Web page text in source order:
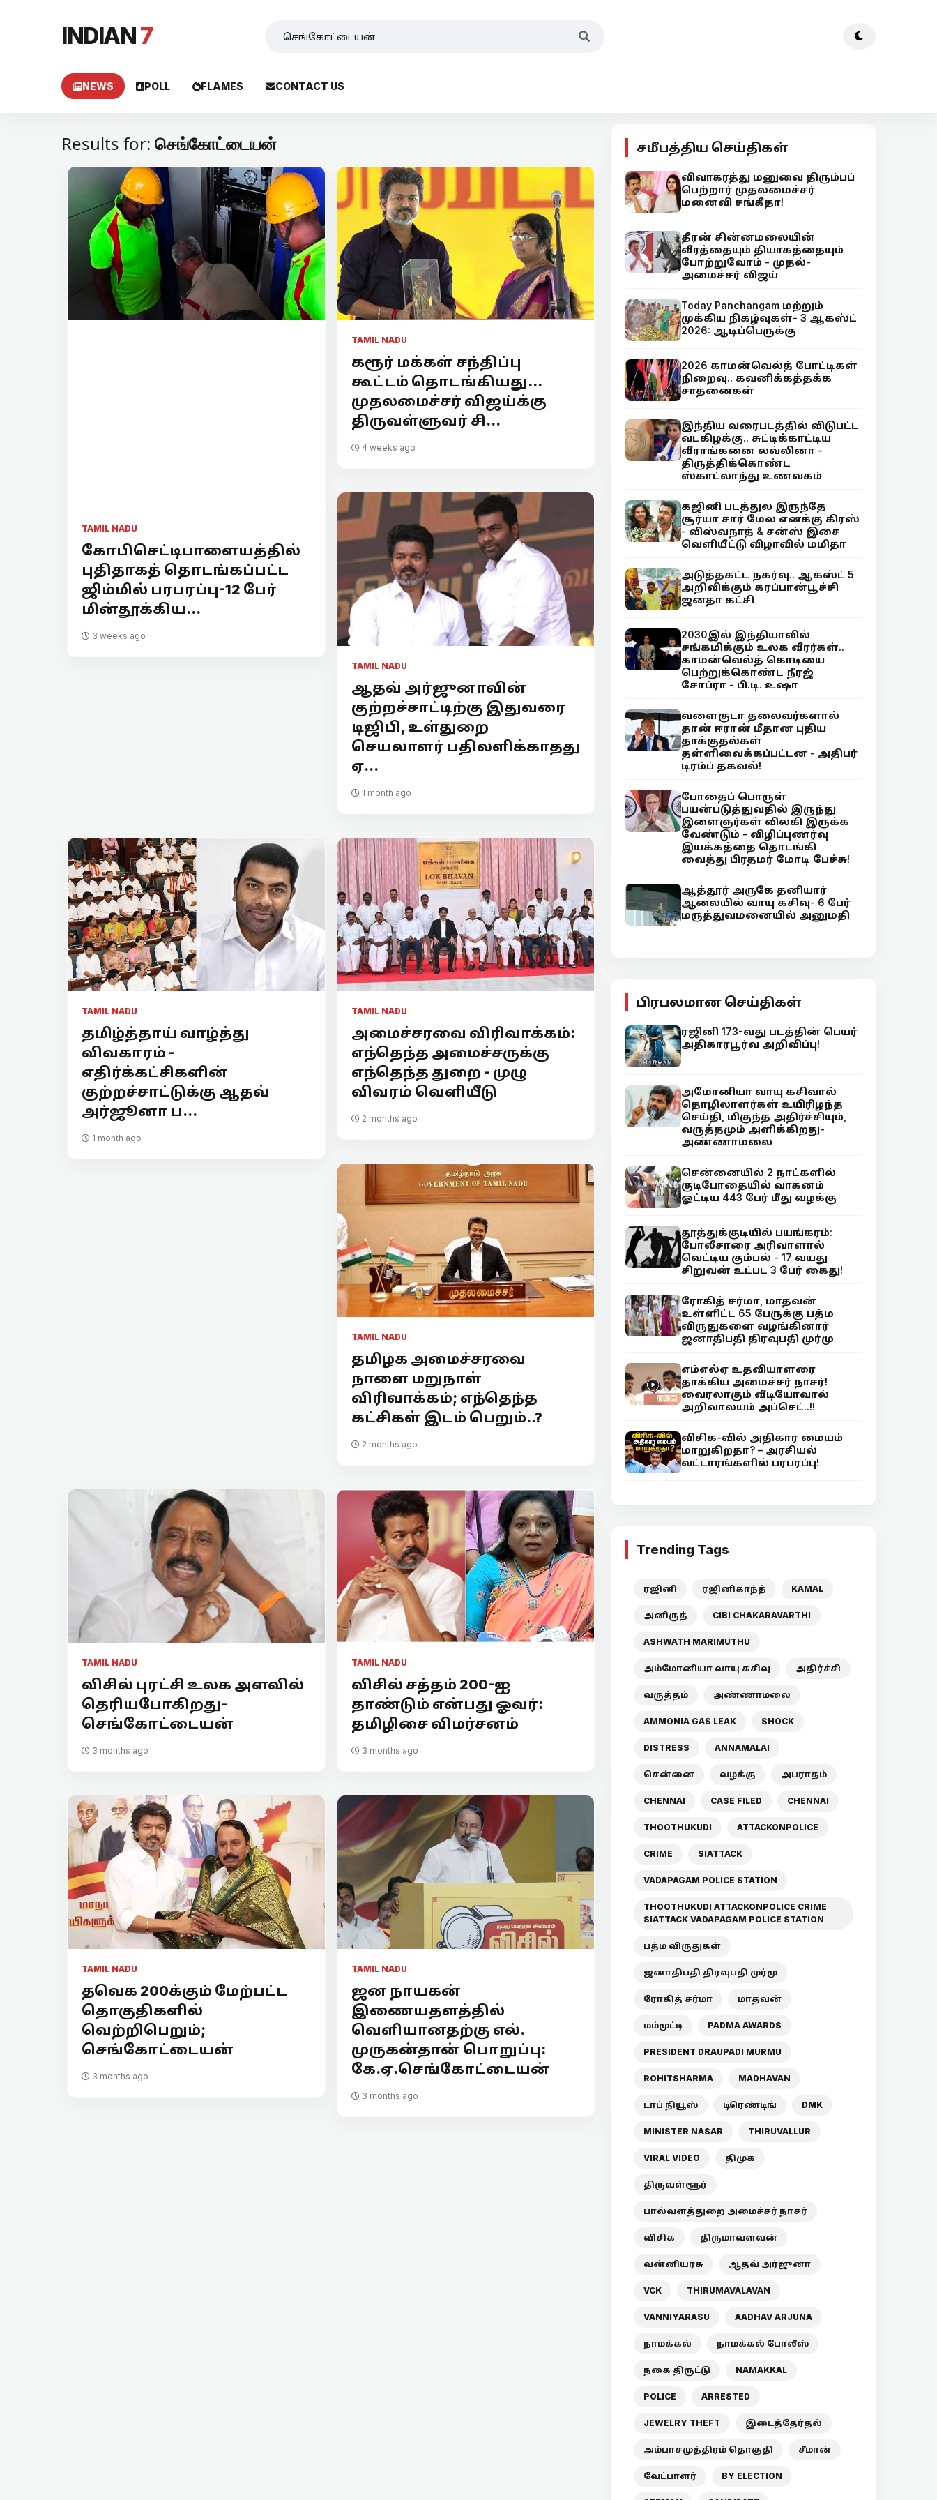
INDIAN7
NEWS POLL FLAMES CONTACT US
Results for: செங்கோட்டையன்
TAMIL NADU
கோபிசெட்டிபாளையத்தில்
புதிதாகத் தொடங்கப்பட்ட
ஜிம்மில் பரபரப்பு-12 பேர்
மின்தூக்கிய...
3 weeks ago
TAMIL NADU
கரூர் மக்கள் சந்திப்பு
கூட்டம் தொடங்கியது...
முதலமைச்சர் விஜய்க்கு
திருவள்ளுவர் சி...
4 weeks ago
TAMIL NADU
ஆதவ் அர்ஜுனாவின்
குற்றச்சாட்டிற்கு இதுவரை
டிஜிபி, உள்துறை
செயலாளர் பதிலளிக்காதது
ஏ...
1 month ago
TAMIL NADU
தமிழ்த்தாய் வாழ்த்து
விவகாரம் -
எதிர்க்கட்சிகளின்
குற்றச்சாட்டுக்கு ஆதவ்
அர்ஜூனா ப...
1 month ago
TAMIL NADU
அமைச்சரவை விரிவாக்கம்:
எந்தெந்த அமைச்சருக்கு
எந்தெந்த துறை - முழு
விவரம் வெளியீடு
2 months ago
TAMIL NADU
தமிழக அமைச்சரவை
நாளை மறுநாள்
விரிவாக்கம்; எந்தெந்த
கட்சிகள் இடம் பெறும்..?
2 months ago
TAMIL NADU
விசில் புரட்சி உலக அளவில்
தெரியபோகிறது-
செங்கோட்டையன்
3 months ago
TAMIL NADU
விசில் சத்தம் 200-ஐ
தாண்டும் என்பது ஓவர்:
தமிழிசை விமர்சனம்
3 months ago
TAMIL NADU
தவெக 200க்கும் மேற்பட்ட
தொகுதிகளில்
வெற்றிபெறும்;
செங்கோட்டையன்
3 months ago
TAMIL NADU
ஜன நாயகன்
இணையதளத்தில்
வெளியானதற்கு எல்.
முருகன்தான் பொறுப்பு:
கே.ஏ.செங்கோட்டையன்
3 months ago
சமீபத்திய செய்திகள்
விவாகரத்து மனுவை திரும்பப்
பெற்றார் முதலமைச்சர்
மனைவி சங்கீதா!
தீரன் சின்னமலையின்
வீரத்தையும் தியாகத்தையும்
போற்றுவோம் - முதல்-
அமைச்சர் விஜய்
Today Panchangam மற்றும்
முக்கிய நிகழ்வுகள்- 3 ஆகஸ்ட்
2026: ஆடிப்பெருக்கு
2026 காமன்வெல்த் போட்டிகள்
நிறைவு.. கவனிக்கத்தக்க
சாதனைகள்
இந்திய வரைபடத்தில் விடுபட்ட
வடகிழக்கு.. சுட்டிக்காட்டிய
வீராங்கனை லவ்லினா -
திருத்திக்கொண்ட
ஸ்காட்லாந்து உணவகம்
கஜினி படத்துல இருந்தே
சூர்யா சார் மேல எனக்கு கிரஸ்
- விஸ்வநாத் & சன்ஸ் இசை
வெளியீட்டு விழாவில் மமிதா
அடுத்தகட்ட நகர்வு.. ஆகஸ்ட் 5
அறிவிக்கும் கரப்பான்பூச்சி
ஜனதா கட்சி
2030இல் இந்தியாவில்
சங்கமிக்கும் உலக வீரர்கள்..
காமன்வெல்த் கொடியை
பெற்றுக்கொண்ட நீரஜ்
சோப்ரா - பி.டி. உஷா
வளைகுடா தலைவர்களால்
தான் ஈரான் மீதான புதிய
தாக்குதல்கள்
தள்ளிவைக்கப்பட்டன - அதிபர்
டிரம்ப் தகவல்!
போதைப் பொருள்
பயன்படுத்துவதில் இருந்து
இளைஞர்கள் விலகி இருக்க
வேண்டும் - விழிப்புணர்வு
இயக்கத்தை தொடங்கி
வைத்து பிரதமர் மோடி பேச்சு!
ஆத்தூர் அருகே தனியார்
ஆலையில் வாயு கசிவு- 6 பேர்
மருத்துவமனையில் அனுமதி
பிரபலமான செய்திகள்
ரஜினி 173-வது படத்தின் பெயர்
அதிகாரபூர்வ அறிவிப்பு!
அமோனியா வாயு கசிவால்
தொழிலாளர்கள் உயிரிழந்த
செய்தி, மிகுந்த அதிர்ச்சியும்,
வருத்தமும் அளிக்கிறது-
அண்ணாமலை
சென்னையில் 2 நாட்களில்
குடிபோதையில் வாகனம்
ஓட்டிய 443 பேர் மீது வழக்கு
தூத்துக்குடியில் பயங்கரம்:
போலீசாரை அரிவாளால்
வெட்டிய கும்பல் - 17 வயது
சிறுவன் உட்பட 3 பேர் கைது!
ரோகித் சர்மா, மாதவன்
உள்ளிட்ட 65 பேருக்கு பத்ம
விருதுகளை வழங்கினார்
ஜனாதிபதி திரவுபதி முர்மு
எம்எல்ஏ உதவியாளரை
தாக்கிய அமைச்சர் நாசர்!
வைரலாகும் வீடியோவால்
அறிவாலயம் அப்செட்..!!
விசிக-வில் அதிகார மையம்
மாறுகிறதா? – அரசியல்
வட்டாரங்களில் பரபரப்பு!
Trending Tags
ரஜினி ரஜினிகாந்த் KAMAL
அனிருத் CIBI CHAKARAVARTHI
ASHWATH MARIMUTHU
அம்மோனியா வாயு கசிவு அதிர்ச்சி
வருத்தம் அண்ணாமலை
AMMONIA GAS LEAK SHOCK
DISTRESS ANNAMALAI
சென்னை வழக்கு அபராதம்
CHENNAI CASE FILED CHENNAI
THOOTHUKUDI ATTACKONPOLICE
CRIME SIATTACK
VADAPAGAM POLICE STATION
THOOTHUKUDI ATTACKONPOLICE CRIME
SIATTACK VADAPAGAM POLICE STATION
பத்ம விருதுகள்
ஜனாதிபதி திரவுபதி முர்மு
ரோகித் சர்மா மாதவன்
மம்முட்டி PADMA AWARDS
PRESIDENT DRAUPADI MURMU
ROHITSHARMA MADHAVAN
டாப் நியூஸ் டிரெண்டிங் DMK
MINISTER NASAR THIRUVALLUR
VIRAL VIDEO திமுக
திருவள்ளூர்
பால்வளத்துறை அமைச்சர் நாசர்
விசிக திருமாவளவன்
வன்னியரசு ஆதவ் அர்ஜுனா
VCK THIRUMAVALAVAN
VANNIYARASU AADHAV ARJUNA
நாமக்கல் நாமக்கல் போலீஸ்
நகை திருட்டு NAMAKKAL
POLICE ARRESTED
JEWELRY THEFT இடைத்தேர்தல்
அம்பாசமுத்திரம் தொகுதி சீமான்
வேட்பாளர் BY ELECTION